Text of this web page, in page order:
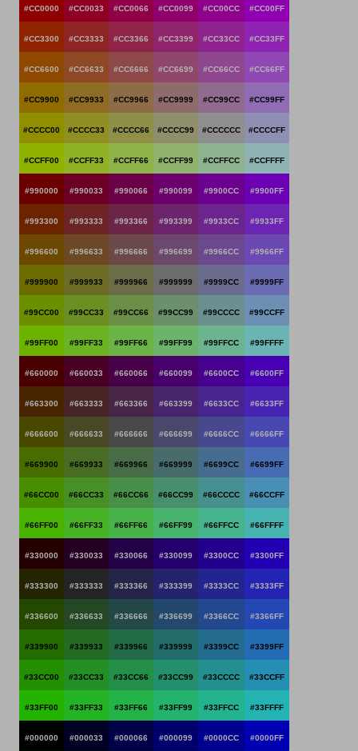
#CC0000 #CC0033 #CC0066 #CC0099 #CC00CC #CC00FF
#CC3300 #CC3333 #CC3366 #CC3399 #CC33CC #CC33FF
#CC6600 #CC6633 #CC6666 #CC6699 #CC66CC #CC66FF
#CC9900 #CC9933 #CC9966 #CC9999 #CC99CC #CC99FF
#CCCC00 #CCCC33 #CCCC66 #CCCC99 #CCCCCC #CCCCFF
#CCFF00 #CCFF33 #CCFF66 #CCFF99 #CCFFCC #CCFFFF
#990000 #990033 #990066 #990099 #9900CC #9900FF
#993300 #993333 #993366 #993399 #9933CC #9933FF
#996600 #996633 #996666 #996699 #9966CC #9966FF
#999900 #999933 #999966 #999999 #9999CC #9999FF
#99CC00 #99CC33 #99CC66 #99CC99 #99CCCC #99CCFF
#99FF00 #99FF33 #99FF66 #99FF99 #99FFCC #99FFFF
#660000 #660033 #660066 #660099 #6600CC #6600FF
#663300 #663333 #663366 #663399 #6633CC #6633FF
#666600 #666633 #666666 #666699 #6666CC #6666FF
#669900 #669933 #669966 #669999 #6699CC #6699FF
#66CC00 #66CC33 #66CC66 #66CC99 #66CCCC #66CCFF
#66FF00 #66FF33 #66FF66 #66FF99 #66FFCC #66FFFF
#330000 #330033 #330066 #330099 #3300CC #3300FF
#333300 #333333 #333366 #333399 #3333CC #3333FF
#336600 #336633 #336666 #336699 #3366CC #3366FF
#339900 #339933 #339966 #339999 #3399CC #3399FF
#33CC00 #33CC33 #33CC66 #33CC99 #33CCCC #33CCFF
#33FF00 #33FF33 #33FF66 #33FF99 #33FFCC #33FFFF
#000000 #000033 #000066 #000099 #0000CC #0000FF